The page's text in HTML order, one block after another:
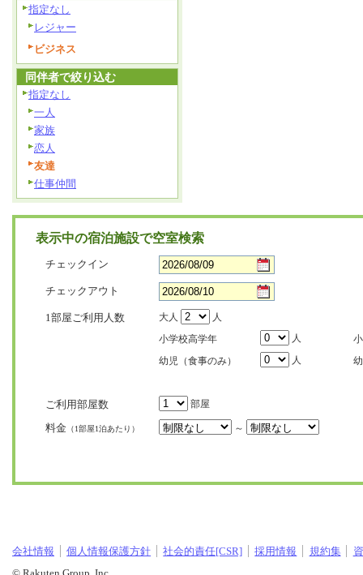
指定なし
レジャー
ビジネス
同伴者で絞り込む
指定なし
一人
家族
恋人
友達
仕事仲間
表示中の宿泊施設で空室検索
チェックイン
チェックアウト
1部屋ご利用人数 大人
人
小学校高学年
人
幼児（食事のみ）
人
ご利用部屋数 部屋
料金 （1部屋1泊あたり） ～
会社情報 個人情報保護方針 社会的責任[CSR] 採用情報 規約集